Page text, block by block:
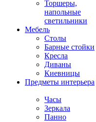
Торшеры,
напольные
светильники
Мебель
Столы
Барные стойки
Кресла
Диваны
Киевницы
Предметы интерьера
Часы
Зеркала
Панно